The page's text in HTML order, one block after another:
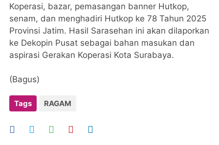
Koperasi, bazar, pemasangan banner Hutkop,
senam, dan menghadiri Hutkop ke 78 Tahun 2025
Provinsi Jatim. Hasil Sarasehan ini akan dilaporkan
ke Dekopin Pusat sebagai bahan masukan dan
aspirasi Gerakan Koperasi Kota Surabaya.
(Bagus)
Tags RAGAM